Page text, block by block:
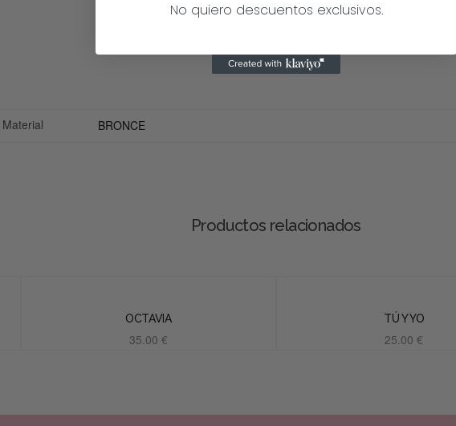
Información adicional
Material BRONCE
Productos relacionados
OCTAVIA
35.00 €
TÚ Y YO
25.00€
No quiero descuentos exclusivos.